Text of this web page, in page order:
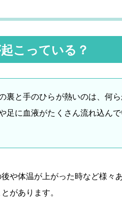
こっている？
裏と手のひらが熱いのは、何
足に血液がたくさん流れ込ん
や体温が上がった時など様々
があります。